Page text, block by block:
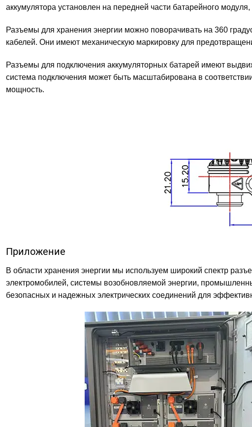
аккумулятора установлен на передней части батарейного
Разъемы для хранения энергии можно поворачивать на 360
кабелей. Они имеют механическую маркировку для
Разъемы для подключения аккумуляторных батарей имеют
система подключения может быть масштабирована в
мощность.
Приложение
В области хранения энергии мы используем широкий спектр
электромобилей, системы возобновляемой энергии,
безопасных и надежных электрических соединений для